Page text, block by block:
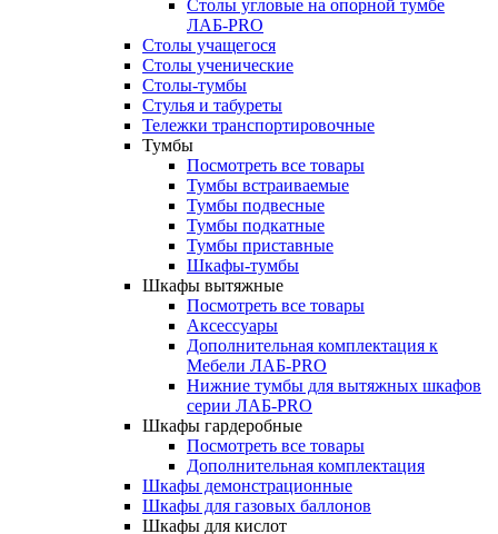
Столы угловые на опорной тумбе
ЛАБ-PRO
Столы учащегося
Столы ученические
Столы-тумбы
Стулья и табуреты
Тележки транспортировочные
Тумбы
Посмотреть все товары
Тумбы встраиваемые
Тумбы подвесные
Тумбы подкатные
Тумбы приставные
Шкафы-тумбы
Шкафы вытяжные
Посмотреть все товары
Аксессуары
Дополнительная комплектация к
Мебели ЛАБ-PRO
Нижние тумбы для вытяжных шкафов
серии ЛАБ-PRO
Шкафы гардеробные
Посмотреть все товары
Дополнительная комплектация
Шкафы демонстрационные
Шкафы для газовых баллонов
Шкафы для кислот